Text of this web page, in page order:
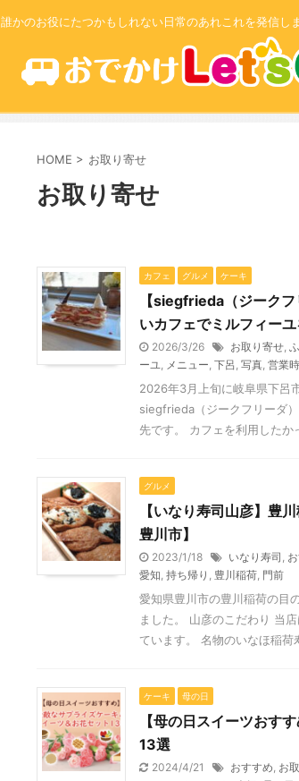
誰かのお役にたつかもしれない日常のあれこれを発信し
HOME > お取り寄せ
お取り寄せ
カフェ グルメ ケーキ
【siegfrieda（ジーク
いカフェでミルフィー
2026/3/26 お取り寄せ,
ーユ, メニュー, 下呂 , 写真, 営業
2026年3月上旬に岐阜県下呂
siegfrieda（ジークフリーダ
先です。 カフェを利用したか
グルメ
【いなり寿司山彦】豊
豊川市】
2023/1/18 いなり寿司 ,
愛知, 持ち帰り , 豊川稲荷, 門前
愛知県豊川市の豊川稲荷の目
ました。 山彦のこだわり 当
ています。 名物のいなほ稲荷
ケーキ 母の日
【母の日スイーツおす
13選
2024/4/21 おすすめ, お